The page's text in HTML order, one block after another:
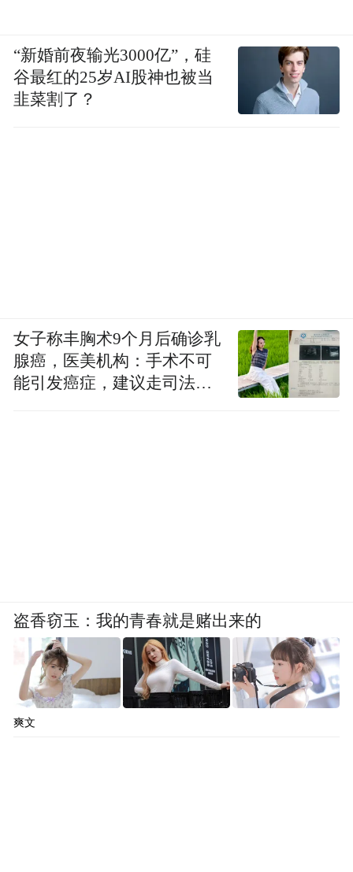
“新婚前夜输光3000亿”，硅
谷最红的25岁AI股神也被当
韭菜割了？
女子称丰胸术9个月后确诊乳
腺癌，医美机构：手术不可
能引发癌症，建议走司法途
盗香窃玉：我的青春就是赌出来的
爽文